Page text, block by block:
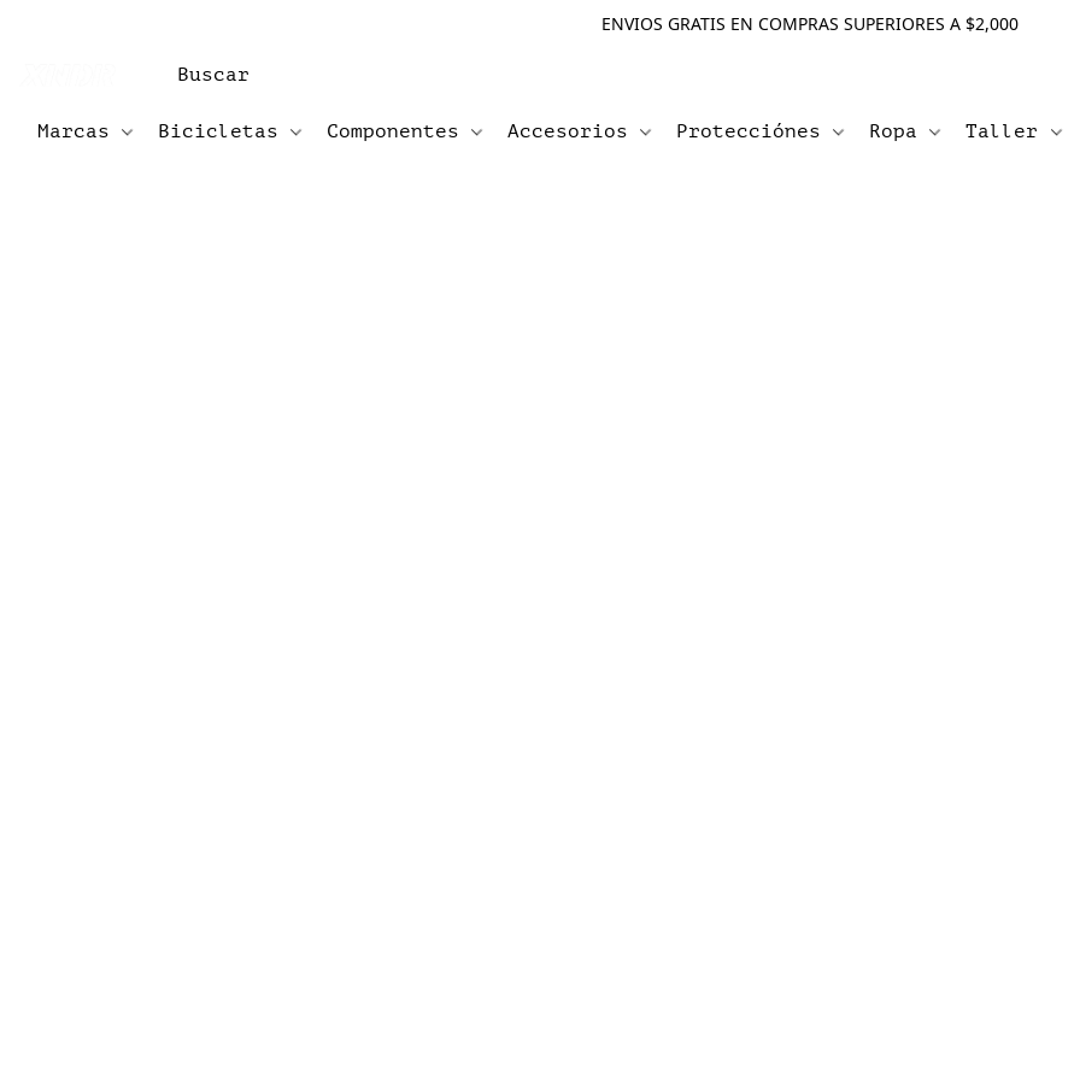
ENVIOS GRATIS EN COMPRAS SUPERIORES A $2,000
Marcas Bicicletas Componentes Accesorios Protecciónes Ropa Taller